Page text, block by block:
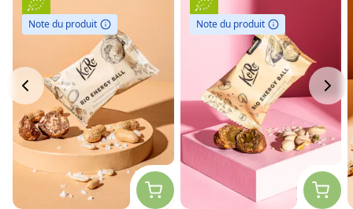
Note du produit Note du produit